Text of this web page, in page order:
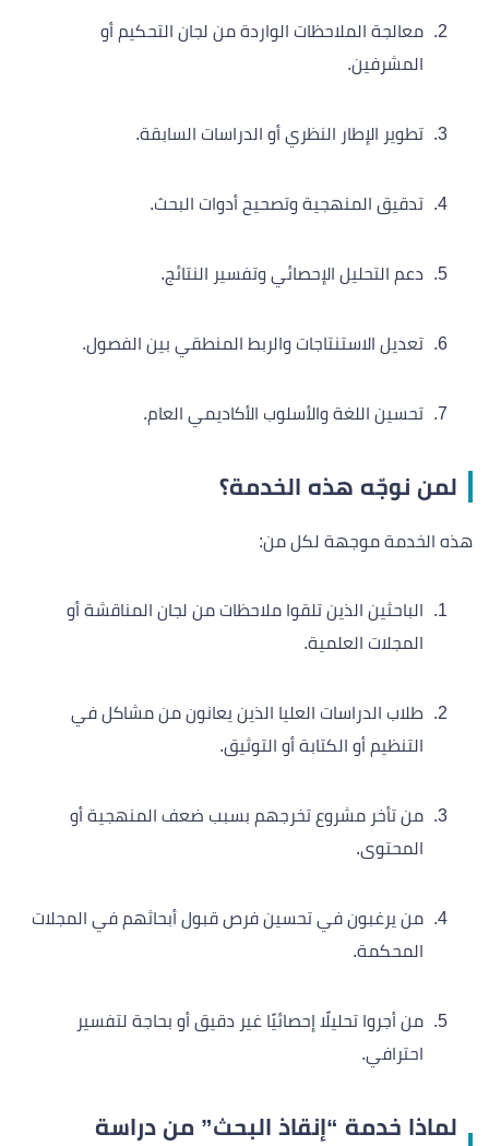
معالجة الملاحظات الواردة من لجان التحكيم أو
المشرفين.
تطوير الإطار النظري أو الدراسات السابقة.
تدقيق المنهجية وتصحيح أدوات البحث.
دعم التحليل الإحصائي وتفسير النتائج.
تعديل الاستنتاجات والربط المنطقي بين الفصول.
تحسين اللغة والأسلوب الأكاديمي العام.
لمن نوجّه هذه الخدمة؟
هذه الخدمة موجهة لكل من:
الباحثين الذين تلقوا ملاحظات من لجان المناقشة أو
المجلات العلمية.
طلاب الدراسات العليا الذين يعانون من مشاكل في
التنظيم أو الكتابة أو التوثيق.
من تأخر مشروع تخرجهم بسبب ضعف المنهجية أو
المحتوى.
من يرغبون في تحسين فرص قبول أبحاثهم في المجلات
المحكمة.
من أجروا تحليلًا إحصائيًا غير دقيق أو بحاجة لتفسير
احترافي.
لماذا خدمة “إنقاذ البحث” من دراسة